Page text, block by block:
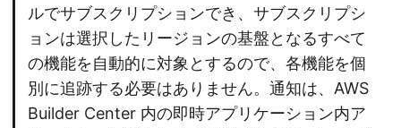
ルでサブスクリプションでき、サブスクリプシ
ョンは選択したリージョンの基盤となるすべて
の機能を自動的に対象とするので、各機能を個
別に追跡する必要はありません。通知は、AWS
Builder Center 内の即時アプリケーション内ア